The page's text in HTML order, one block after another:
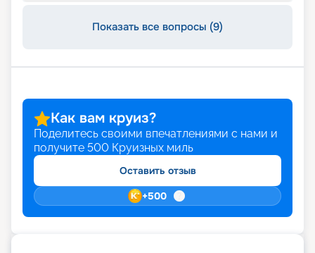
Показать все вопросы (9)
Как вам круиз?
Поделитесь своими впечатлениями с нами и
получите 500 Круизных миль
Оставить отзыв
+500